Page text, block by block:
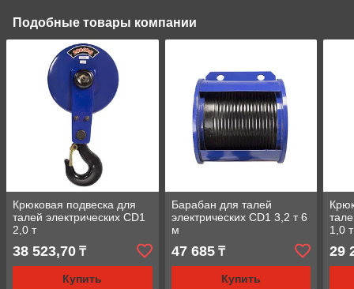
Подобные товары компании
Крюковая подвеска для
талей электрических CD1
2,0 т
38 523,70 ₸
Купить
Барабан для талей
электрических CD1 3,2 т 6
м
47 685₸
Купить
1,0 т
29